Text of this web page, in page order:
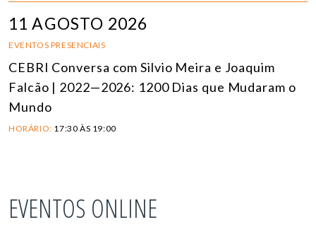
11 AGOSTO 2026
EVENTOS PRESENCIAIS
CEBRI Conversa com Silvio Meira e Joaquim
Falcão | 2022—2026: 1200 Dias que Mudaram o
Mundo
HORÁRIO: 17:30 ÀS 19:00
EVENTOS ONLINE